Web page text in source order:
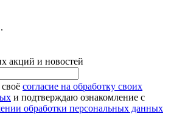
акций и новостей
согласие на обработку своих
и подтверждаю ознакомление с
обработки персональных данных